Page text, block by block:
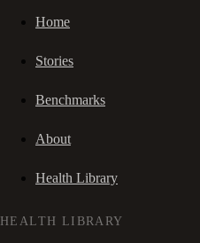
Home
Stories
Benchmarks
About
Health Library
HEALTH LIBRARY